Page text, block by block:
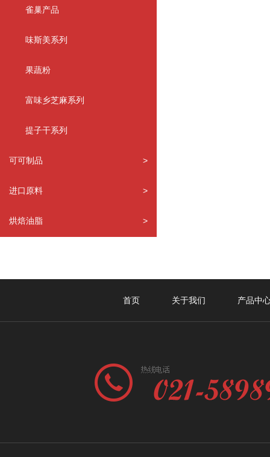
雀巢产品
味斯美系列
果蔬粉
富味乡芝麻系列
提子干系列
可可制品 >
进口原料 >
烘焙油脂 >
首页 关于我们 产品中